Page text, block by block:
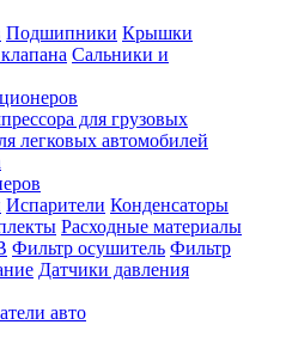
Подшипники Крышки
Сальники и
для грузовых
легковых автомобилей
Испарители Конденсаторы
Расходные материалы
Фильтр осушитель Фильтр
Датчики давления
авто